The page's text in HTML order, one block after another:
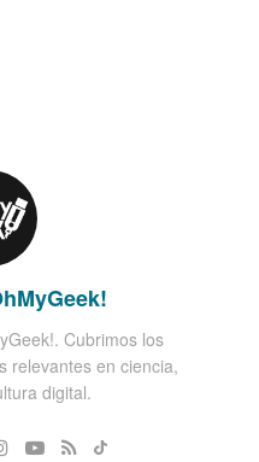
Cubrimos los
relevantes en ciencia,
digital.